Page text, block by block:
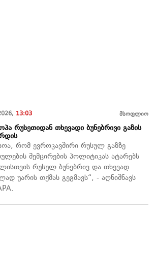
13:03 მსოფლიო
რუსეთიდან თხევადი ბუნებრივი გაზის
რომ ევროკავშირი რუსულ გაზზე
შემცირების პოლიტიკას ატარებს
რუსულ ბუნებრივ და თხევად
უარის თქმას გეგმავს“, - აღნიშნავს